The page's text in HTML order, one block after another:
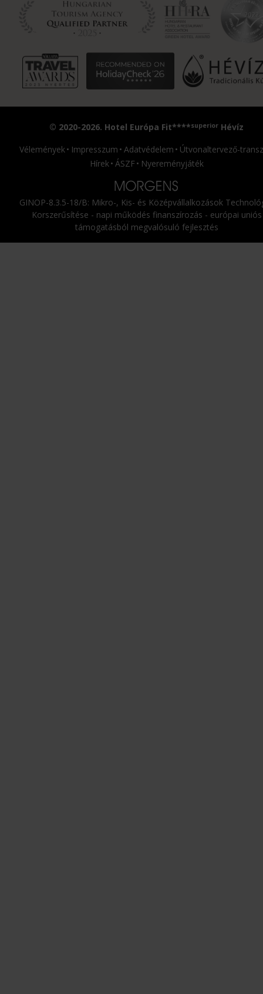
© 2020-2026. Hotel Európa Fit****superior Hévíz
Vélemények
Impresszum Adatvédelem
Útvonaltervező-
Hírek ÁSZF Nyereményjáték
GINOP-8.3.5-18/B: Mikro-, Kis- és Középvállalkozások
Korszerűsítése - napi működés finanszírozás - európai uniós
támogatásból megvalósuló fejlesztés